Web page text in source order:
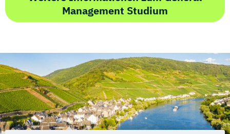
Management Studium